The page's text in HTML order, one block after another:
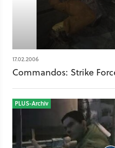
17.02.2006
Commandos: Strike
PLUS-Archiv